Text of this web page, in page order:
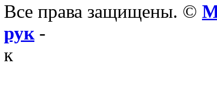
Все права защищены. ©
рук-
к